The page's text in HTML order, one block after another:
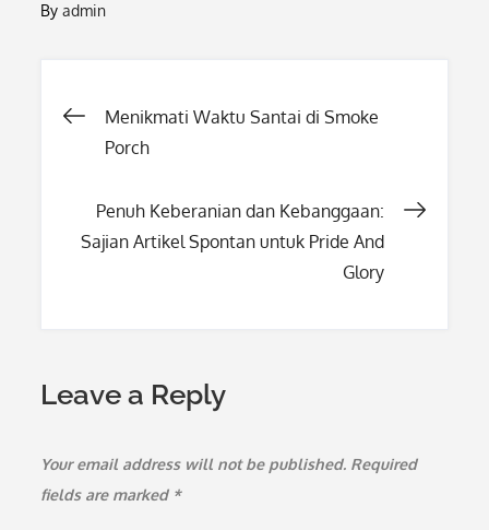
Byadmin
Post
Menikmati Waktu Santai di Smoke
Porch
Penuh Keberanian dan Kebanggaan:
Sajian Artikel Spontan untuk Pride And
Glory
Leave a Reply
Your email address will not be published. Required
fields are marked *